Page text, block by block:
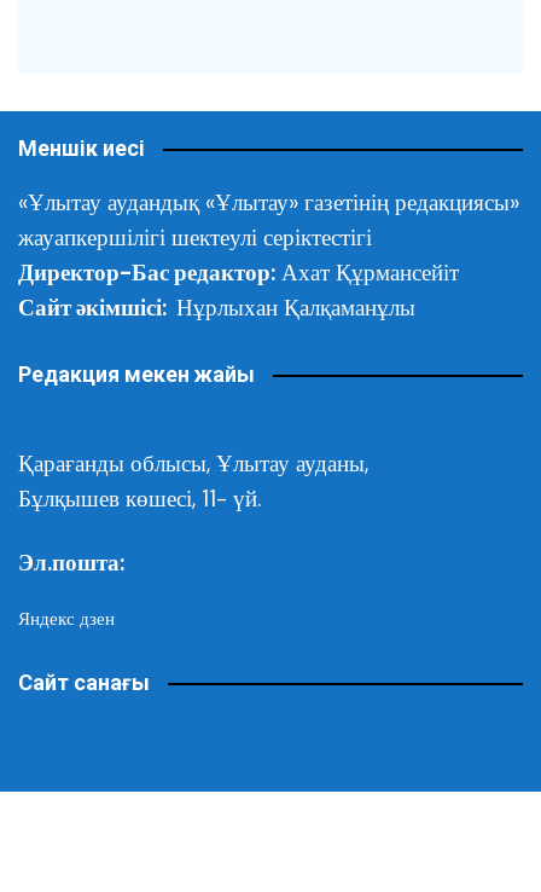
Меншік иесі
«Ұлытау аудандық «Ұлытау» газетінің редакциясы»
жауапкершілігі шектеулі серіктестігі
Директор-Бас редактор: Ахат Құрмансейіт
Сайт әкімшісі: Нұрлыхан Қалқаманұлы
Редакция мекен жайы
Қарағанды облысы, Ұлытау ауданы,
Бұлқышев көшесі, 11- үй.
Эл.пошта:
Яндекс дзен
Сайт санағы